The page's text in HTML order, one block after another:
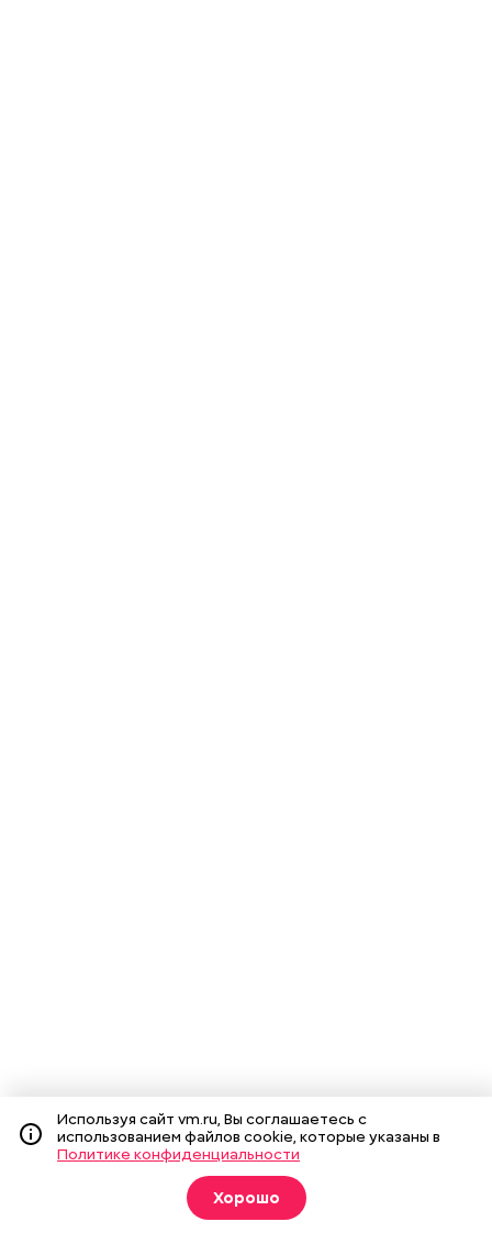
Используя сайт vm.ru, Вы соглашаетесь с
использованием файлов cookie, которые указаны в
Политике конфиденциальности
Хорошо